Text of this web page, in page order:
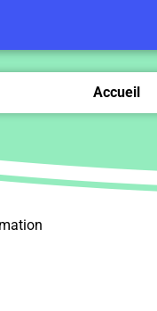
Accueil